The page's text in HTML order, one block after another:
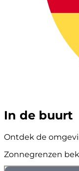
In de buurt
Ontdek de
Zonnegrenzen